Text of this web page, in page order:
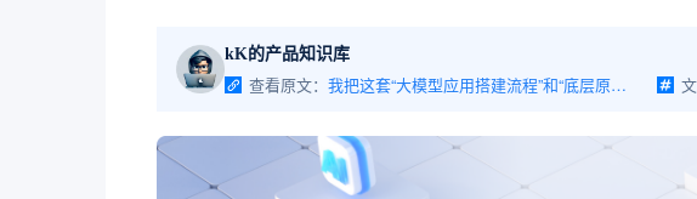
kK的产品知识库
查看原文： 我把这套“大模型应用搭建流程”和“底层原理”吃透了，教你3分钟看懂AI到底怎么思考！